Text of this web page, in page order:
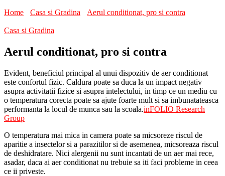
Home
Casa si Gradina Aerul conditionat, pro si contra
Casa si Gradina
Aerul conditionat, pro si contra
Evident, beneficiul principal al unui dispozitiv de aer conditionat
este confortul fizic. Caldura poate sa duca la un impact negativ
asupra activitatii fizice si asupra intelectului, in timp ce un mediu cu
o temperatura corecta poate sa ajute foarte mult si sa imbunatateasca
performanta la locul de munca sau la scoala.inFOLIO Research
Group
O temperatura mai mica in camera poate sa micsoreze riscul de
aparitie a insectelor si a parazitilor si de asemenea, micsoreaza riscul
de deshidratare. Nici alergenii nu sunt incantati de un aer mai rece,
asadar, daca ai aer conditionat nu trebuie sa iti faci probleme in ceea
ce ii priveste.